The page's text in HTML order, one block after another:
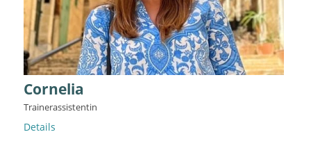
Cornelia
Trainerassistentin
Details